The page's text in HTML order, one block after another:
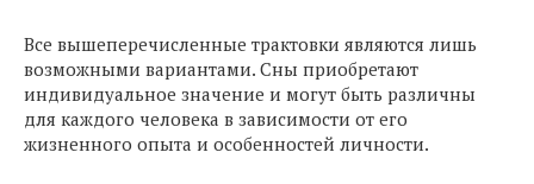
Все вышеперечисленные трактовки являются лишь
возможными вариантами. Сны приобретают
индивидуальное значение и могут быть различны
для каждого человека в зависимости от его
жизненного опыта и особенностей личности.